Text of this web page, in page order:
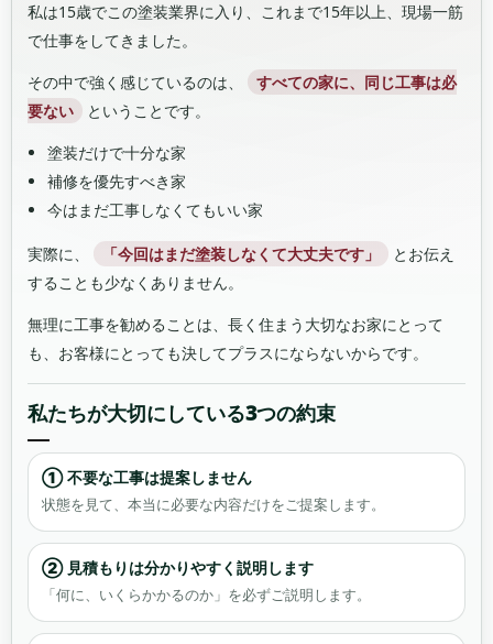
私は15歳でこの塗装業界に入り、これまで15年以上、現場一筋
で仕事をしてきました。
その中で強く感じているのは、
すべての家に、同じ工事は必
要ない
ということです。
塗装だけで十分な家
補修を優先すべき家
今はまだ工事しなくてもいい家
実際に、 「今回はまだ塗装しなくて大丈夫です」
とお伝え
することも少なくありません。
無理に工事を勧めることは、長く住まう大切なお家にとって
も、お客様にとっても決してプラスにならないからです。
私たちが大切にしている3つの約束
① 不要な工事は提案しません
状態を見て、本当に必要な内容だけをご提案します。
② 見積もりは分かりやすく説明します
「何に、いくらかかるのか」を必ずご説明します。